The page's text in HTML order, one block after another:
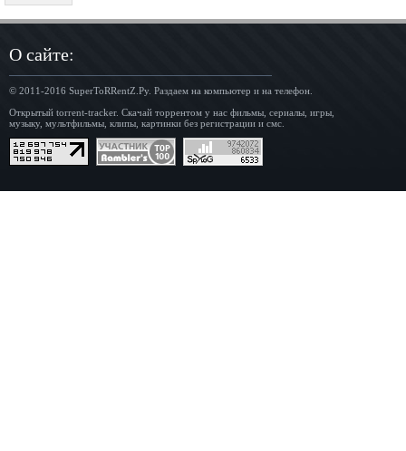
О сайте:
© 2011-2016 SuperToRRentZ.Ру. Раздаем на компьютер и на телефон.
Открытый torrent-tracker. Скачай торрентом у нас фильмы, сериалы, игры,
музыку, мультфильмы, клипы, картинки без регистрации и смс.